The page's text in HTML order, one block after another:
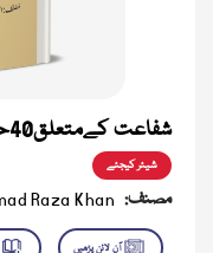
شفاعت کےمتعلق40حدیثیں
شیئر کیجئے
مصنف: Raza Khan